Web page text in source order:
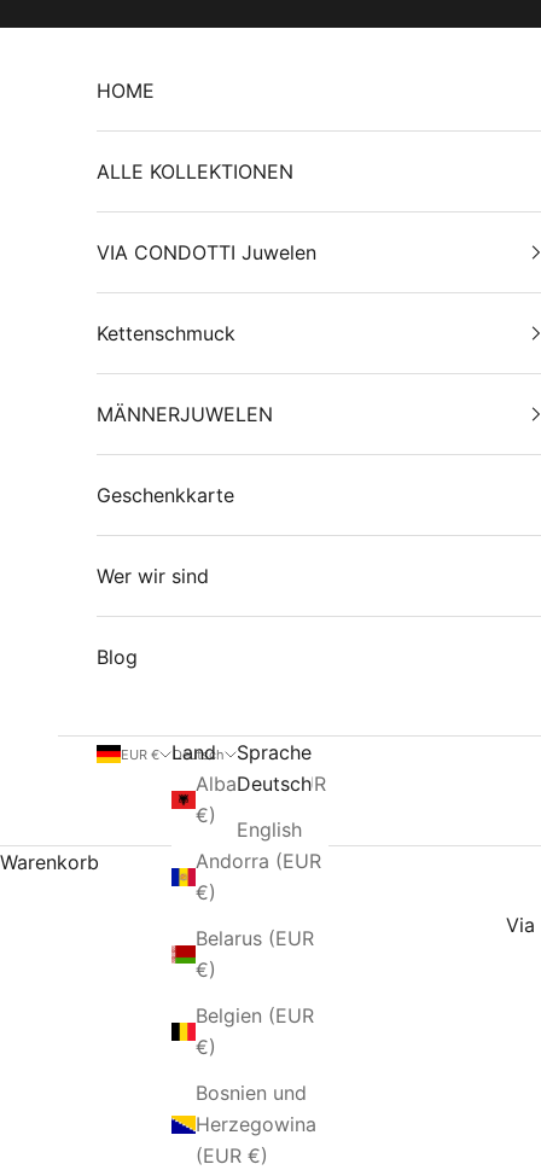
HOME
ALLE KOLLEKTIONEN
VIA CONDOTTI Juwelen
Kettenschmuck
MÄNNERJUWELEN
Geschenkkarte
Wer wir sind
Blog
EUR €
Land
Albanien (EUR
€)
Andorra (EUR
€)
Belarus (EUR
€)
Belgien (EUR
€)
Bosnien und
Herzegowina
(EUR €)
Deutsch
Sprache
Deutsch
English
Warenkorb
Via